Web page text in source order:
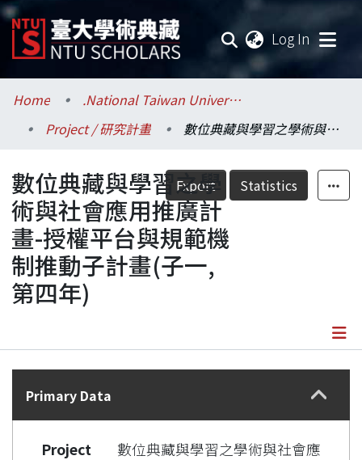
Log In
Communities & Collections
Research Outputs
Fundings & Projects
Researchers
Organizations
Statistics
Home
.National Taiwan University / 國立臺灣大學
Project / 研究計畫
數位典藏與學習之學術與社會應用推廣計畫-授權平台與規範機制推動子計畫(子一, 第四年)
Export Statistics
數位典藏與學習之學
術與社會應用推廣計
畫-授權平台與規範機
制推動子計畫(子一,
第四年)
Details
Primary Data
Project
數位典藏與學習之學術與社會應